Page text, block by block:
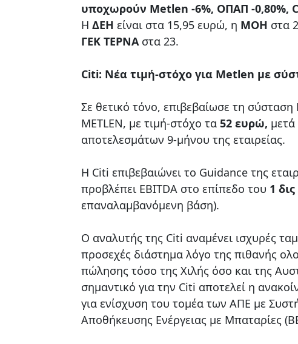
υποχωρούν Metlen -6%, ΟΠΑΠ -0,80%,
Η ΔΕΗ είναι στα 15,95 ευρώ, η ΜΟΗ στα
ΓΕΚ ΤΕΡΝΑστα 23.
Citi: Νέα τιμή-στόχο για Metlen με
Σε θετικό τόνο, επιβεβαίωσε τη σύσταση
METLEN, με τιμή-στόχο τα 52 ευρώ,
αποτελεσμάτων 9-μήνου της εταιρείας.
Η Citi επιβεβαιώνει το Guidance της
προβλέπει EBITDA στο επίπεδο του 1 δις
επαναλαμβανόμενη βάση).
Ο αναλυτής της Citi αναμένει ισχυρές
προσεχές διάστημα λόγο της πιθανής
πώλησης τόσο της Χιλής όσο και της
σημαντικό για την Citi αποτελεί η
για ενίσχυση του τομέα των ΑΠΕ με
Αποθήκευσης Ενέργειας με Μπαταρίες